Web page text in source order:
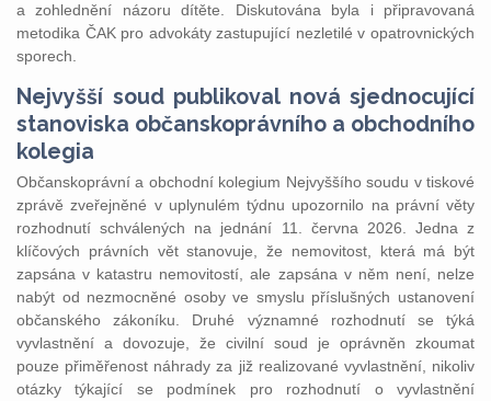
a zohlednění názoru dítěte. Diskutována byla i připravovaná
metodika ČAK pro advokáty zastupující nezletilé v opatrovnických
sporech.
Nejvyšší soud publikoval nová sjednocující
stanoviska občanskoprávního a obchodního
kolegia
Občanskoprávní a obchodní kolegium Nejvyššího soudu v tiskové
zprávě zveřejněné v uplynulém týdnu upozornilo na právní věty
rozhodnutí schválených na jednání 11. června 2026. Jedna z
klíčových právních vět stanovuje, že nemovitost, která má být
zapsána v katastru nemovitostí, ale zapsána v něm není, nelze
nabýt od nezmocněné osoby ve smyslu příslušných ustanovení
občanského zákoníku. Druhé významné rozhodnutí se týká
vyvlastnění a dovozuje, že civilní soud je oprávněn zkoumat
pouze přiměřenost náhrady za již realizované vyvlastnění, nikoliv
otázky týkající se podmínek pro rozhodnutí o vyvlastnění